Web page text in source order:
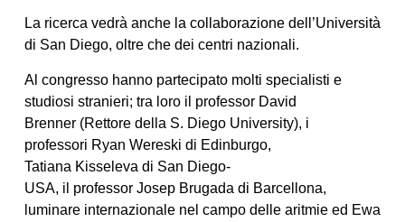
La ricerca vedrà anche la collaborazione dell’Università
di San Diego, oltre che dei centri nazionali.
Al congresso hanno partecipato molti specialisti e
studiosi stranieri; tra loro il professor David
Brenner(Rettore della S. Diego University), i
professori Ryan Wereski di Edinburgo,
Tatiana Kisseleva di San Diego-
USA, il professor Josep Brugada di Barcellona,
luminare internazionale nel campo delle aritmie ed Ewa